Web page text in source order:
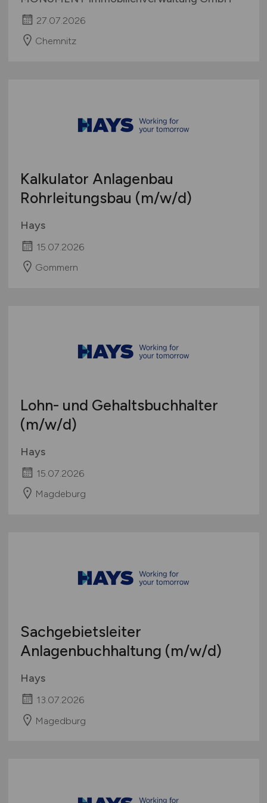
27.07.2026
Chemnitz
Kalkulator Anlagenbau
Rohrleitungsbau (m/w/d)
Hays
15.07.2026
Gommern
Lohn- und Gehaltsbuchhalter
(m/w/d)
Hays
15.07.2026
Magdeburg
Sachgebietsleiter
Anlagenbuchhaltung (m/w/d)
Hays
13.07.2026
Magedburg